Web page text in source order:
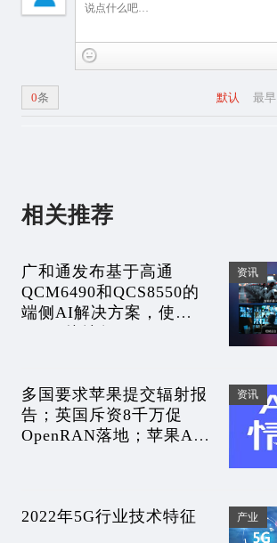
默认 最早
0条
相关推荐
广和通发布基于高通
QCM6490和QCS8550的
端侧AI解决方案，使
资讯
多国要求苹果提交辐射报
告；英国斥资8千万促
OpenRAN落地；苹果A17
资讯
2022年5G行业技术特征 产业